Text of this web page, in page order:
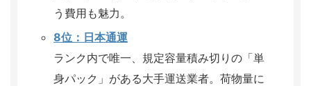
う費用も魅力。
8位：日本通運
ランク内で唯一、規定容量積み切りの「単
身パック」がある大手運送業者。荷物量に